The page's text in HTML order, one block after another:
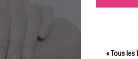
« Tous les